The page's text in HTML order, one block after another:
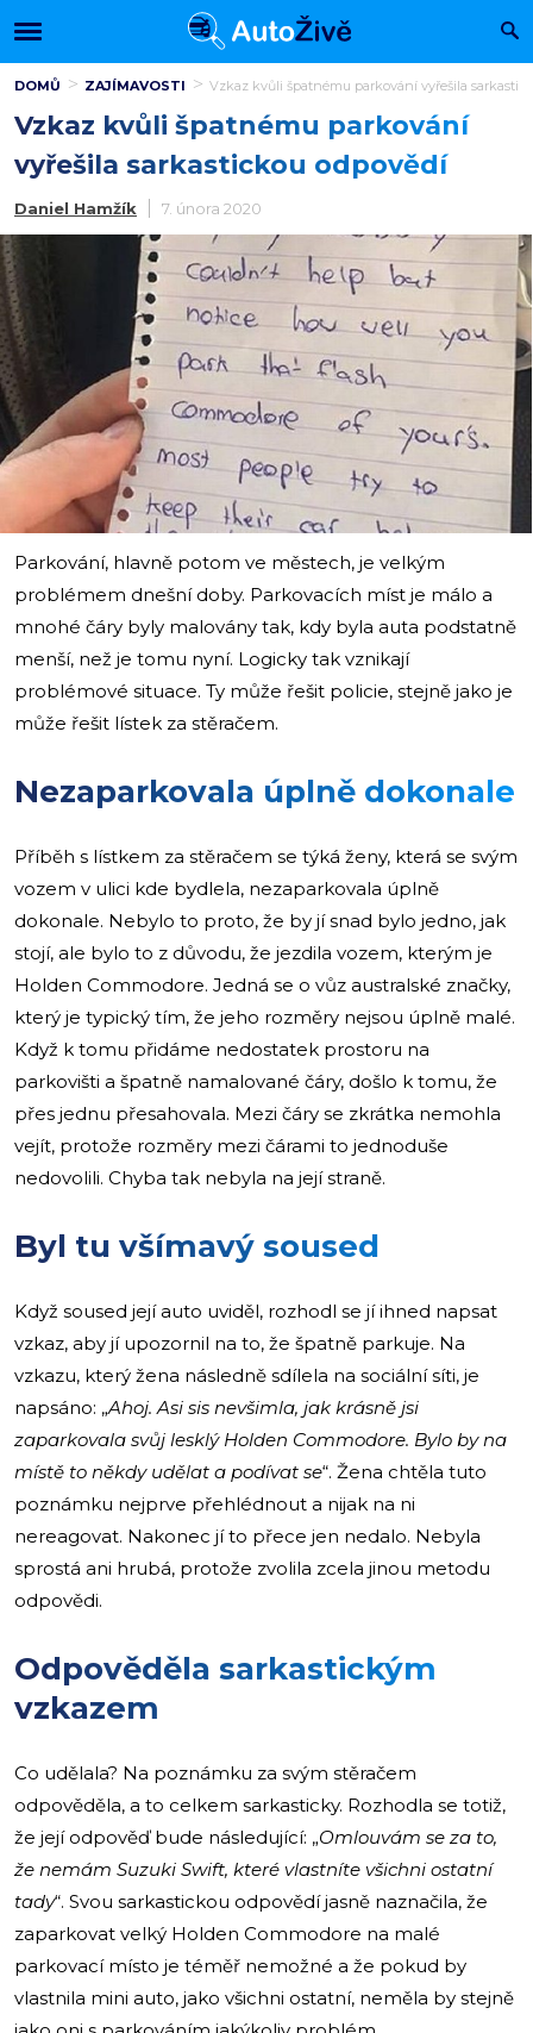
DOMŮ ZAJÍMAVOSTI Vzkaz kvůli špatnému parkování vyřešila
Vzkaz kvůli špatnému parkování
vyřešila sarkastickou odpovědí
Daniel Hamžík 7. února 2020
Parkování, hlavně potom ve městech, je velkým
problémem dnešní doby. Parkovacích míst je málo a
mnohé čáry byly malovány tak, kdy byla auta podstatně
menší, než je tomu nyní. Logicky tak vznikají
problémové situace. Ty může řešit policie, stejně jako je
může řešit lístek za stěračem.
Nezaparkovala úplně dokonale
Příběh s lístkem za stěračem se týká ženy, která se svým
vozem v ulici kde bydlela, nezaparkovala úplně
dokonale. Nebylo to proto, že by jí snad bylo jedno, jak
stojí, ale bylo to z důvodu, že jezdila vozem, kterým je
Holden Commodore. Jedná se o vůz australské značky,
který je typický tím, že jeho rozměry nejsou úplně malé.
Když k tomu přidáme nedostatek prostoru na
parkovišti a špatně namalované čáry, došlo k tomu, že
přes jednu přesahovala. Mezi čáry se zkrátka nemohla
vejít, protože rozměry mezi čárami to jednoduše
nedovolili. Chyba tak nebyla na její straně.
Byl tu všímavý soused
Když soused její auto uviděl, rozhodl se jí ihned napsat
vzkaz, aby jí upozornil na to, že špatně parkuje. Na
vzkazu, který žena následně sdílela na sociální síti, je
napsáno: „Ahoj. Asi sis nevšimla, jak krásně jsi
zaparkovala svůj lesklý Holden Commodore. Bylo by na
místě to někdy udělat a podívat se“. Žena chtěla tuto
poznámku nejprve přehlédnout a nijak na ni
nereagovat. Nakonec jí to přece jen nedalo. Nebyla
sprostá ani hrubá, protože zvolila zcela jinou metodu
odpovědi.
Odpověděla sarkastickým
vzkazem
Co udělala? Na poznámku za svým stěračem
odpověděla, a to celkem sarkasticky. Rozhodla se totiž,
že její odpověď bude následující: „Omlouvám se za to,
že nemám Suzuki Swift, které vlastníte všichni ostatní
tady“. Svou sarkastickou odpovědí jasně naznačila, že
zaparkovat velký Holden Commodore na malé
parkovací místo je téměř nemožné a že pokud by
vlastnila mini auto, jako všichni ostatní, neměla by stejně